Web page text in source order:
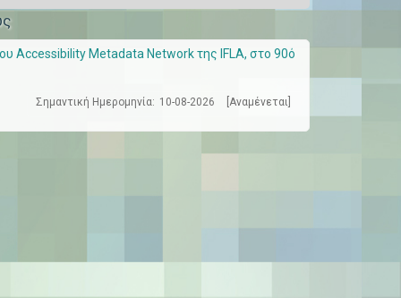
Accessibility Metadata Network της IFLA, στο 90ό
Σημαντική Ημερομηνία: 10-08-2026 [Αναμένεται]